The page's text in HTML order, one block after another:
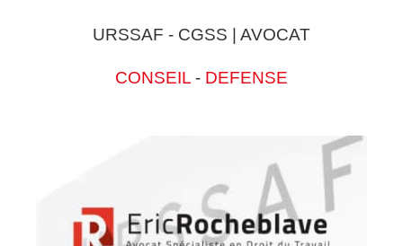
URSSAF - CGSS | AVOCAT
CONSEIL - DEFENSE